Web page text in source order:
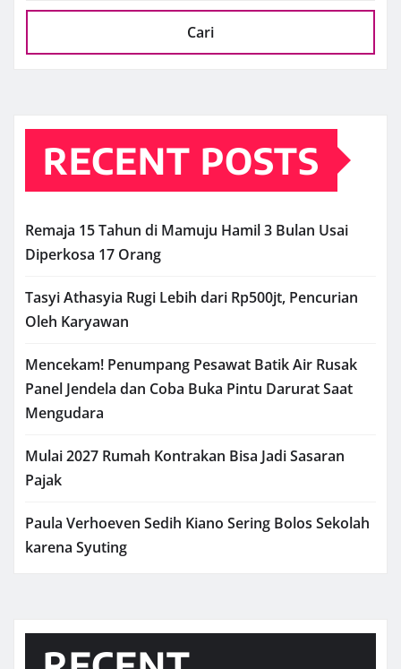
Cari
RECENT POSTS
Remaja 15 Tahun di Mamuju Hamil 3 Bulan Usai
Diperkosa 17 Orang
Tasyi Athasyia Rugi Lebih dari Rp500jt, Pencurian
Oleh Karyawan
Mencekam! Penumpang Pesawat Batik Air Rusak
Panel Jendela dan Coba Buka Pintu Darurat Saat
Mengudara
Mulai 2027 Rumah Kontrakan Bisa Jadi Sasaran
Pajak
Paula Verhoeven Sedih Kiano Sering Bolos Sekolah
karena Syuting